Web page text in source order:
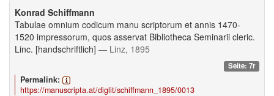
Konrad Schiffmann
Tabulae omnium codicum manu scriptorum et annis 1470-
1520 impressorum, quos asservat Bibliotheca Seminarii cleric.
Linc. [handschriftlich] — Linz, 1895
Seite: 7r
Permalink:
https://manuscripta.at/diglit/schiffmann_1895/0013